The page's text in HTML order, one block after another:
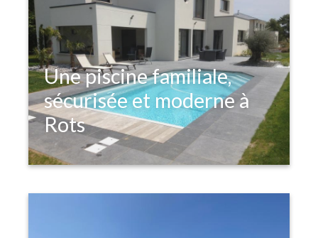
Une piscine familiale,
sécurisée et moderne à
Rots